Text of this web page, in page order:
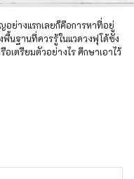
อย่างแรกเลยก็คือการหาที่อยู่
พื้นฐานที่ควรรู้ในแวดวงฟุโด้ซัง
เตรียมตัวอย่างไร ศึกษาเอาไว้